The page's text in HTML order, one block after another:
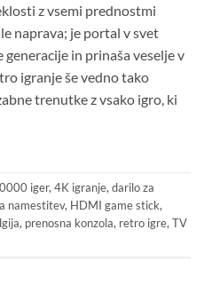
z vsemi prednostmi
naprava; je portal v svet
generacije in prinaša veselje v
igranje še vedno tako
trenutke z vsako igro, ki
iger, 4K igranje, darilo za
namestitev, HDMI game stick,
, prenosna konzola, retro igre, TV